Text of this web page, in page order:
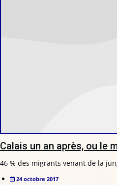
Calais un an après, ou le
46 % des migrants venant de la
24 octobre 2017